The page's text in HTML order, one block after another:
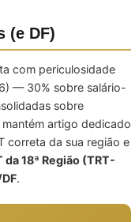
(e DF)
com periculosidade
— 30% sobre salário-
sobre
artigo dedicado
correta da sua região e
da 18ª Região (TRT-
.